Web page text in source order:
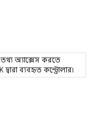
তথ্য অ্যাক্সেস করতে
ব্যবহৃত কন্ট্রোলার৷